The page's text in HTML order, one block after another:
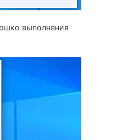
выполнения